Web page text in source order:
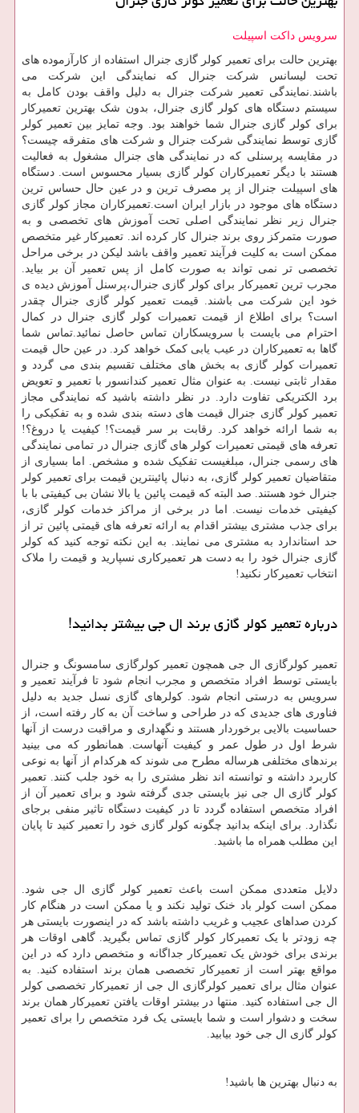
سرویس داکت اسپیلت
بهترین حالت برای تعمیر کولر گازی جنرال استفاده از کارآزموده های
تحت لیسانس شرکت جنرال که نمایندگی این شرکت می
باشند.نمایندگی تعمیر شرکت جنرال به دلیل واقف بودن کامل به
سیستم دستگاه های کولر گازی جنرال، بدون شک بهترین تعمیرکار
برای کولر گازی جنرال شما خواهند بود. وجه تمایز بین تعمیر کولر
گازی توسط نمایندگی شرکت جنرال و شرکت های متفرقه چیست؟
در مقایسه پرسنلی که در نمایندگی های جنرال مشغول به فعالیت
هستند با دیگر تعمیرکاران کولر گازی بسیار محسوس است. دستگاه
های اسپیلت جنرال از پر مصرف ترین و در عین حال حساس ترین
دستگاه های موجود در بازار ایران است.تعمیرکاران مجاز کولر گازی
جنرال زیر نظر نمایندگی اصلی تحت آموزش های تخصصی و به
صورت متمرکز روی برند جنرال کار کرده اند. تعمیرکار غیر متخصص
ممکن است به کلیت فرآیند تعمیر واقف باشد لیکن در برخی مراحل
تخصصی تر نمی تواند به صورت کامل از پس تعمیر آن بر بیاید.
مجرب ترین تعمیرکار برای کولر گازی جنرال،پرسنل آموزش دیده ی
خود این شرکت می باشند. قیمت تعمیر کولر گازی جنرال چقدر
است؟ برای اطلاع از قیمت تعمیرات کولر گازی جنرال در کمال
احترام می بایست با سرویسکاران تماس حاصل نمائید.تماس شما
گاها به تعمیرکاران در عیب یابی کمک خواهد کرد. در عین حال قیمت
تعمیرات کولر گازی به بخش های مختلف تقسیم بندی می گردد و
مقدار ثابتی نیست. به عنوان مثال تعمیر کندانسور با تعمیر و تعویض
برد الکتریکی تفاوت دارد. در نظر داشته باشید که نمایندگی مجاز
تعمیر کولر گازی جنرال قیمت های دسته بندی شده و به تفکیکی را
به شما ارائه خواهد کرد. رقابت بر سر قیمت؟! کیفیت یا دروغ؟!
تعرفه های قیمتی تعمیرات کولر های گازی جنرال در تمامی نمایندگی
های رسمی جنرال، مبلغیست تفکیک شده و مشخص. اما بسیاری از
متقاضیان تعمیر کولر گازی، به دنبال پائینترین قیمت برای تعمیر کولر
جنرال خود هستند. صد البته که قیمت پائین یا بالا نشان بی کیفیتی با با
کیفیتی خدمات نیست. اما در برخی از مراکز خدمات کولر گازی،
برای جذب مشتری بیشتر اقدام به ارائه تعرفه های قیمتی پائین تر از
حد استاندارد به مشتری می نمایند. به این نکته توجه کنید که کولر
گازی جنرال خود را به دست هر تعمیرکاری نسپارید و قیمت را ملاک
انتخاب تعمیرکار نکنید!
درباره تعمیر کولر گازی برند ال جی بیشتر بدانید!
تعمیر کولرگازی ال جی همچون تعمیر کولرگازی سامسونگ و جنرال
بایستی توسط افراد متخصص و مجرب انجام شود تا فرآیند تعمیر و
سرویس به درستی انجام شود. کولرهای گازی نسل جدید به دلیل
فناوری های جدیدی که در طراحی و ساخت آن به کار رفته است، از
حساسیت بالایی برخوردار هستند و نگهداری و مراقبت درست از آنها
شرط اول در طول عمر و کیفیت آنهاست. همانطور که می بینید
برندهای مختلفی هرساله مطرح می شوند که هرکدام از آنها به نوعی
کاربرد داشته و توانسته اند نظر مشتری را به خود جلب کنند. تعمیر
کولر گازی ال جی نیز بایستی جدی گرفته شود و برای تعمیر آن از
افراد متخصص استفاده گردد تا در کیفیت دستگاه تاثیر منفی برجای
نگذارد. برای اینکه بدانید چگونه کولر گازی خود را تعمیر کنید تا پایان
این مطلب همراه ما باشید.
دلایل متعددی ممکن است باعث تعمیر کولر گازی ال جی شود.
ممکن است کولر باد خنک تولید نکند و یا ممکن است در هنگام کار
کردن صداهای عجیب و غریب داشته باشد که در اینصورت بایستی هر
چه زودتر با یک تعمیرکار کولر گازی تماس بگیرید. گاهی اوقات هر
برندی برای خودش یک تعمیرکار جداگانه و متخصص دارد که در این
مواقع بهتر است از تعمیرکار تخصصی همان برند استفاده کنید. به
عنوان مثال برای تعمیر کولرگازی ال جی از تعمیرکار تخصصی کولر
ال جی استفاده کنید. منتها در بیشتر اوقات یافتن تعمیرکار همان برند
سخت و دشوار است و شما بایستی یک فرد متخصص را برای تعمیر
کولر گازی ال جی خود بیابید.
به دنبال بهترین ها باشید!